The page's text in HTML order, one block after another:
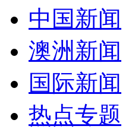
中国新闻
澳洲新闻
国际新闻
热点专题